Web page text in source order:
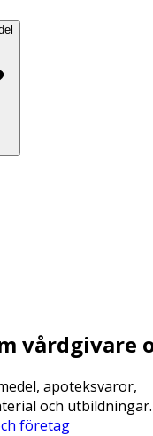
vårdgivare
apoteksvaror,
och utbildningar.
företag